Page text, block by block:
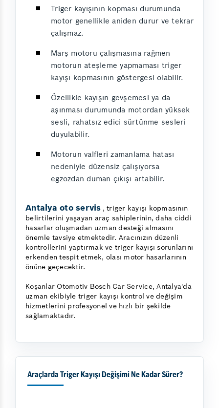
Triger kayışının kopması durumunda
motor genellikle aniden durur ve tekrar
çalışmaz.
Marş motoru çalışmasına rağmen
motorun ateşleme yapmaması triger
kayışı kopmasının göstergesi olabilir.
Özellikle kayışın gevşemesi ya da
aşınması durumunda motordan yüksek
sesli, rahatsız edici sürtünme sesleri
duyulabilir.
Motorun valfleri zamanlama hatası
nedeniyle düzensiz çalışıyorsa
egzozdan duman çıkışı artabilir.
Antalya oto servis , triger kayışı kopmasının
belirtilerini yaşayan araç sahiplerinin, daha ciddi
hasarlar oluşmadan uzman desteği almasını
önemle tavsiye etmektedir. Aracınızın düzenli
kontrollerini yaptırmak ve triger kayışı sorunlarını
erkenden tespit etmek, olası motor hasarlarının
önüne geçecektir.
Koşanlar Otomotiv Bosch Car Service, Antalya'da
uzman ekibiyle triger kayışı kontrol ve değişim
hizmetlerini profesyonel ve hızlı bir şekilde
sağlamaktadır.
Araçlarda Triger Kayışı Değişimi Ne Kadar Sürer?